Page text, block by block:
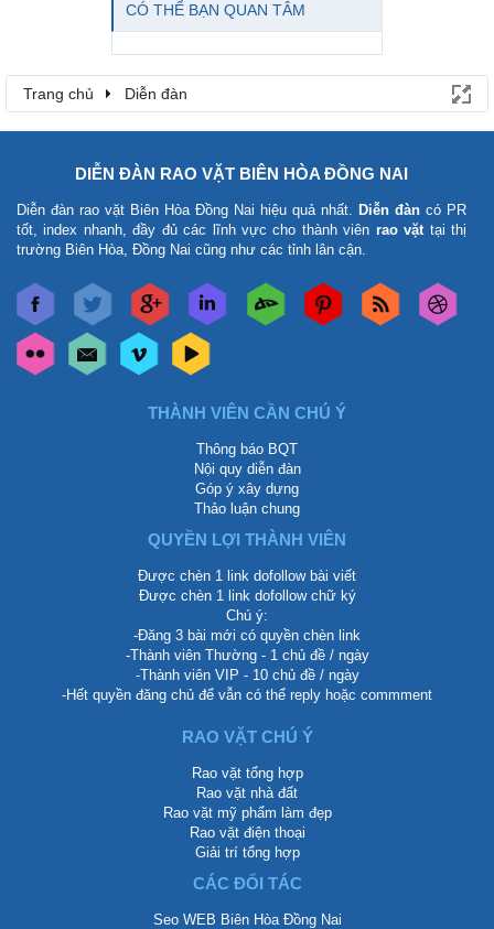
CÓ THỂ BẠN QUAN TÂM
Trang chủ Diễn đàn
DIỄN ĐÀN RAO VẶT BIÊN HÒA ĐỒNG NAI
Diễn đàn rao vặt Biên Hòa Đồng Nai hiệu quả nhất. Diễn đàn có PR
tốt, index nhanh, đầy đủ các lĩnh vực cho thành viên rao vặttại thị
trường Biên Hòa, Đồng Nai cũng như các tỉnh lân cận.
THÀNH VIÊN CẦN CHÚ Ý
Thông báo BQT
Nội quy diễn đàn
Góp ý xây dựng
Thảo luận chung
QUYỀN LỢI THÀNH VIÊN
Được chèn 1 link dofollow bài viết
Được chèn 1 link dofollow chữ ký
Chú ý:
-Đăng 3 bài mới có quyền chèn link
-Thành viên Thường - 1 chủ đề / ngày
-Thành viên VIP - 10 chủ đề / ngày
-Hết quyền đăng chủ để vẫn có thể reply hoặc commment
RAO VẶT CHÚ Ý
Rao vặt tổng hợp
Rao vặt nhà đất
Rao vặt mỹ phẩm làm đẹp
Rao vặt điện thoại
Giải trí tổng hợp
CÁC ĐỐI TÁC
Seo WEB Biên Hòa Đồng Nai